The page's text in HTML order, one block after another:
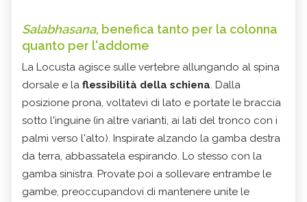
Salabhasana, benefica tanto per la colonna
quanto per l'addome
La Locusta agisce sulle vertebre allungando al spina
dorsale e la flessibilità della schiena. Dalla
posizione prona, voltatevi di lato e portate le braccia
sotto l'inguine (in altre varianti, ai lati del tronco con i
palmi verso l'alto). Inspirate alzando la gamba destra
da terra, abbassatela espirando. Lo stesso con la
gamba sinistra. Provate poi a sollevare entrambe le
gambe, preoccupandovi di mantenere unite le